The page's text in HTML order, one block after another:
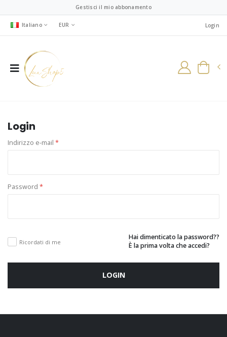
Gestisci il mio abbonamento
Italiano EUR Login
Login
Indirizzo e-mail *
Password *
Ricordati di me
Hai dimenticato la password??
È la prima volta che accedi?
LOGIN